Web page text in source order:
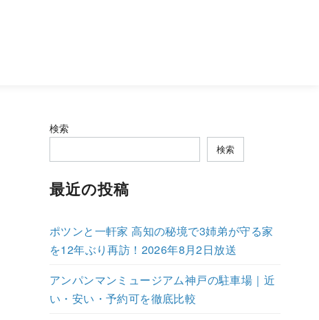
検索
検索
最近の投稿
ポツンと一軒家 高知の秘境で3姉弟が守る家
を12年ぶり再訪！2026年8月2日放送
アンパンマンミュージアム神戸の駐車場｜近
い・安い・予約可を徹底比較